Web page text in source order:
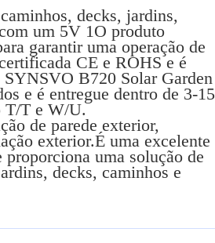
decks, jardins,
um 5V 1O produto
garantir uma operação de
CE e ROHS e é
SYNSVO B720 Solar Garden
e é entregue dentro de 3-15
T/T e W/U.
de parede exterior,
exterior.É uma excelente
uma solução de
decks, caminhos e